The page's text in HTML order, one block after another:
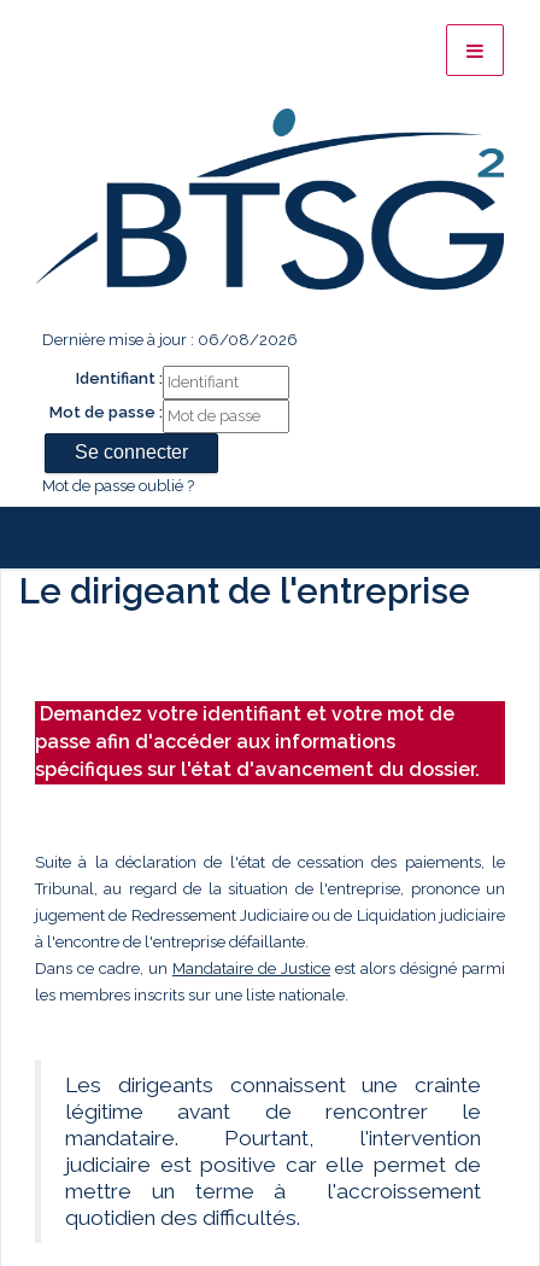
Dernière mise à jour : 06/08/2026
Identifiant :
Mot de passe :
Mot de passe oublié ?
Le dirigeant de l'entreprise
Demandez votre identifiant et votre mot de
passe afin d'accéder aux informations
spécifiques sur l'état d'avancement du dossier.
Suite à la déclaration de l'état de cessation des paiements, le
Tribunal, au regard de la situation de l'entreprise, prononce un
jugement de Redressement Judiciaire ou de Liquidation judiciaire
à l'encontre de l'entreprise défaillante.
Dans ce cadre, un Mandataire de Justice est alors désigné parmi
les membres inscrits sur une liste nationale.
Les dirigeants connaissent une crainte
légitime avant de rencontrer le
mandataire. Pourtant, l'intervention
judiciaire est positive car elle permet de
mettre un terme à l'accroissement
quotidien des difficultés.